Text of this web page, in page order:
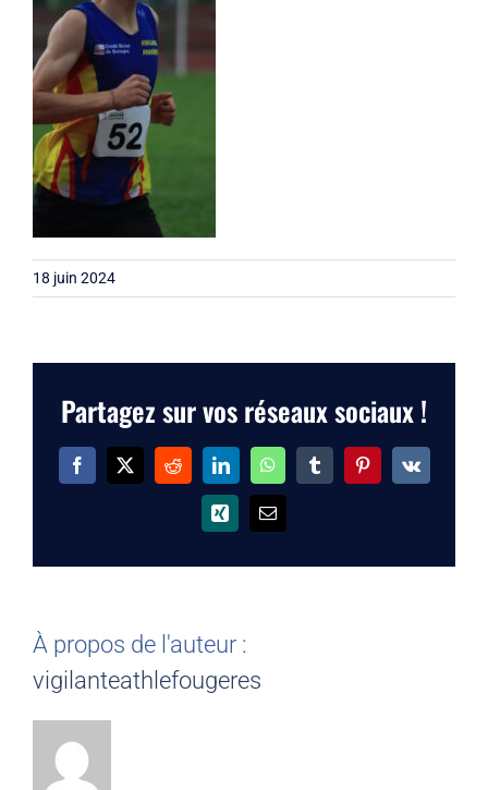
18 juin 2024
Partagez sur vos réseaux sociaux !
Facebook
X RedditLinkedInWhatsAppTumblrPinterest
Vk
Xing Email
À propos de l'auteur :
vigilanteathlefougeres